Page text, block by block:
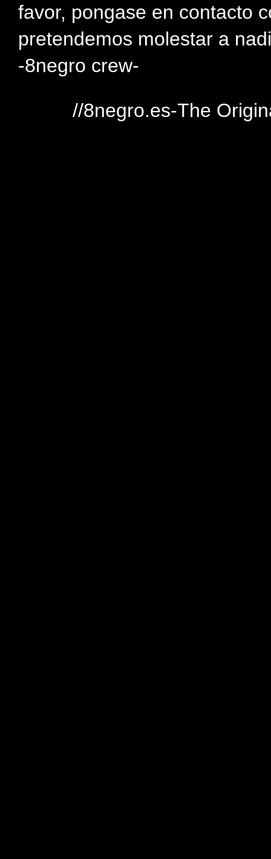
favor, pongase en contacto
pretendemos molestar a
-8negro crew-
//8negro.es-The